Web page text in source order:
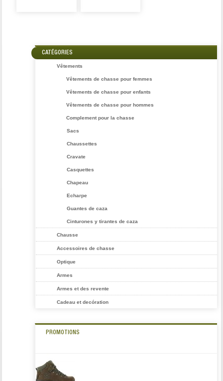
CATÉGORIES
Vêtements
Vêtements de chasse pour femmes
Vêtements de chasse pour enfants
Vêtements de chasse pour hommes
Complement pour la chasse
Sacs
Chaussettes
Cravate
Casquettes
Chapeau
Echarpe
Guantes de caza
Cinturones y tirantes de caza
Chausse
Accessoires de chasse
Optique
Armes
Armes et des revente
Cadeau et decóration
PROMOTIONS